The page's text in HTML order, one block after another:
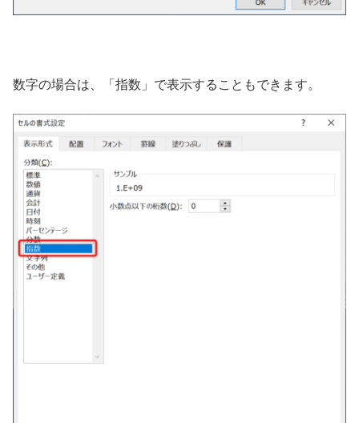
数字の場合は、「指数」で表示することもできます。